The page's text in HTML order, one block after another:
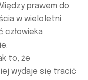
prawem do
w wieloletni
człowieka
to, że
wydaje się tracić